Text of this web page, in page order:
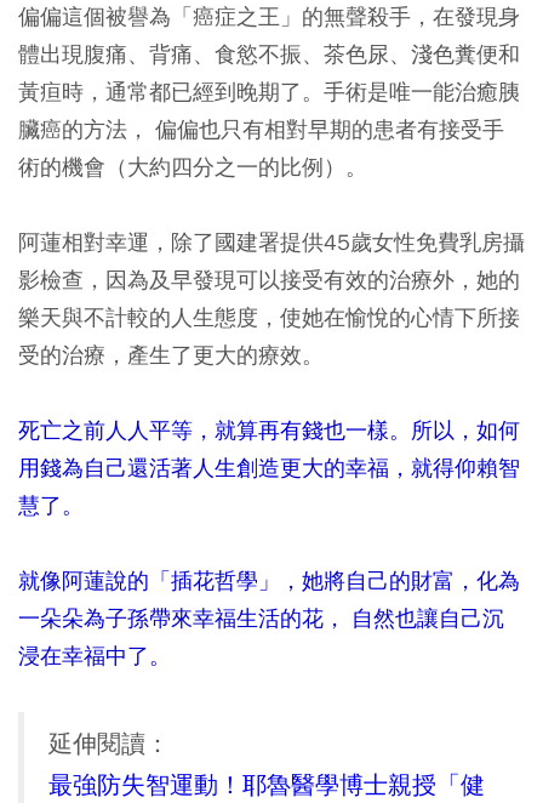
偏偏這個被譽為「癌症之王」的無聲殺手，在發現身
體出現腹痛、背痛、食慾不振、茶色尿、淺色糞便和
黃疸時，通常都已經到晚期了。手術是唯一能治癒胰
臟癌的方法， 偏偏也只有相對早期的患者有接受手
術的機會（大約四分之一的比例）。
阿蓮相對幸運，除了國建署提供45歲女性免費乳房攝
影檢查，因為及早發現可以接受有效的治療外，她的
樂天與不計較的人生態度，使她在愉悅的心情下所接
受的治療，產生了更大的療效。
死亡之前人人平等，就算再有錢也一樣。所以，如何
用錢為自己還活著人生創造更大的幸福，就得仰賴智
慧了。
就像阿蓮說的「插花哲學」，她將自己的財富，化為
一朵朵為子孫帶來幸福生活的花， 自然也讓自己沉
浸在幸福中了。
延伸閱讀：
最強防失智運動！耶魯醫學博士親授「健